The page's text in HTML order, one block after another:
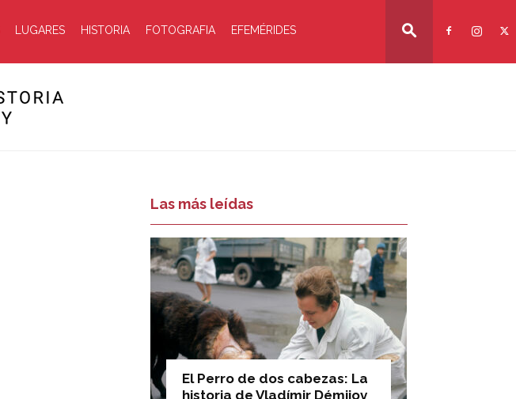
LUGARES HISTORIA FOTOGRAFIA EFEMÉRIDES
Las más leídas
El Perro de dos cabezas: La
historia de Vladímir Démijov